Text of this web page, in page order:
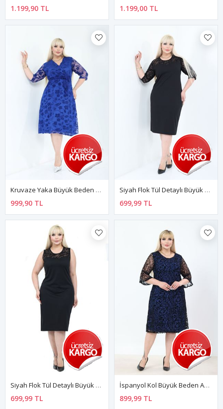
1.199,90 TL 1.199,00 TL
Kruvaze Yaka Büyük Beden Kraliyet Mavisi Elbise 46E-2784
999,90 TL
Siyah Flok Tül Detaylı Büyük Beden Midi Elbise 16C-2783
699,99 TL
Siyah Flok Tül Detaylı Büyük Beden Kolsuz Midi Elbise 46E-2777
699,99 TL
İspanyol Kol Büyük Beden Astar Detaylı Elbise 18B-2773
899,99 TL